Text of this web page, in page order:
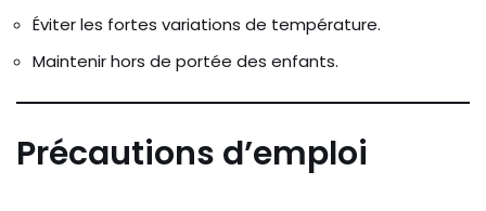
Éviter les fortes variations de température.
Maintenir hors de portée des enfants.
Précautions d’emploi